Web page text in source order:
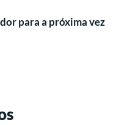
para a próxima vez